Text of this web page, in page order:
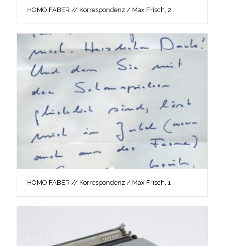
HOMO FABER // Korrespondenz / Max Frisch, 2
HOMO FABER // Korrespondenz / Max Frisch, 1